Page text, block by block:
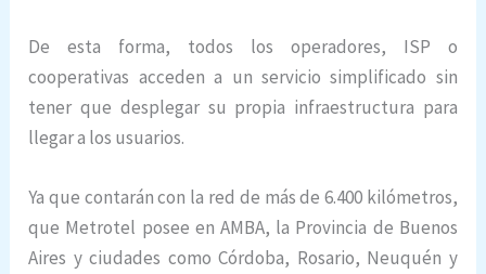
De esta forma, todos los operadores, ISP o
cooperativas acceden a un servicio simplificado sin
tener que desplegar su propia infraestructura para
llegar a los usuarios.
Ya que contarán con la red de más de 6.400 kilómetros,
que Metrotel posee en AMBA, la Provincia de Buenos
Aires y ciudades como Córdoba, Rosario, Neuquén y